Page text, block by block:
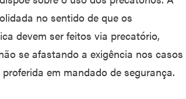
no sentido de que os
devem ser feitos via precatório,
se afastando a exigência nos casos
em mandado de segurança.